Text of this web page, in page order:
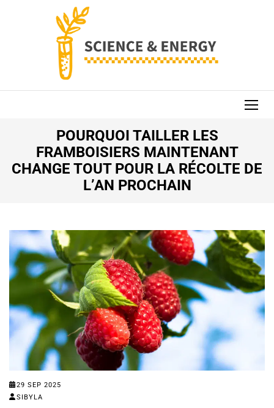
SCIENCE AND
POURQUOI TAILLER LES
FRAMBOISIERS MAINTENANT
CHANGE TOUT POUR LA RÉCOLTE DE
L’AN PROCHAIN
29 SEP 2025
SIBYLA